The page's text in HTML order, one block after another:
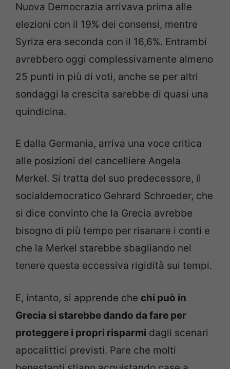
Nuova Democrazia arrivava prima alle
elezioni con il 19% dei consensi, mentre
Syriza era seconda con il 16,6%. Entrambi
avrebbero oggi complessivamente almeno
25 punti in più di voti, anche se per altri
sondaggi la crescita sarebbe di quasi una
quindicina.
E dalla Germania, arriva una voce critica
alle posizioni del cancelliere Angela
Merkel. Si tratta del suo predecessore, il
socialdemocratico Gehrard Schroeder, che
si dice convinto che la Grecia avrebbe
bisogno di più tempo per risanare i conti e
che la Merkel starebbe sbagliando nel
tenere questa eccessiva rigidità sui tempi.
E, intanto, si apprende che chi può in
Grecia si starebbe dando da fare per
proteggere i propri risparmi dagli scenari
apocalittici previsti. Pare che molti